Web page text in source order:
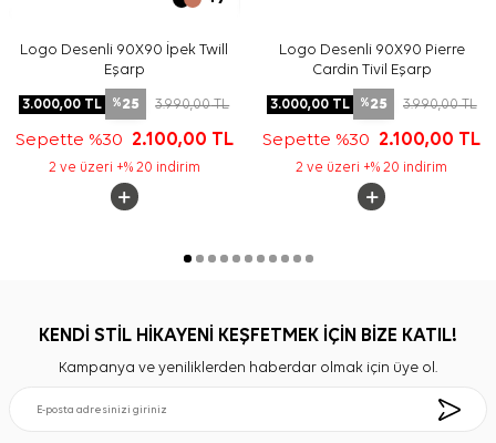
Logo Desenli 90X90 İpek Twill
Eşarp
3.000,00 TL %25 3.990,00TL
Sepette %30 2.100,00 TL
2 ve üzeri +% 20 indirim
Logo Desenli 90X90 Pierre
Cardin Tivil Eşarp
3.000,00TL %25 3.990,00TL
Sepette %30 2.100,00 TL
2 ve üzeri +% 20 indirim
KENDİ STİL HİKAYENİ KEŞFETMEK İÇİN BİZE KATIL!
Kampanya ve yeniliklerden haberdar olmak için üye ol.